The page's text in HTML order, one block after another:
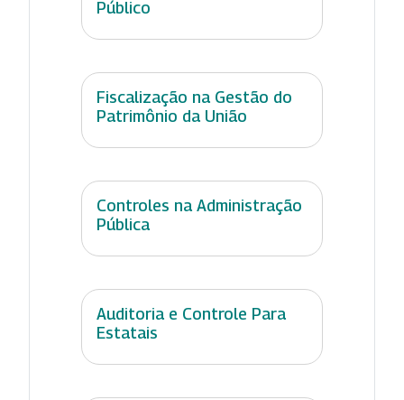
Público
Fiscalização na Gestão do
Patrimônio da União
Controles na Administração
Pública
Auditoria e Controle Para
Estatais